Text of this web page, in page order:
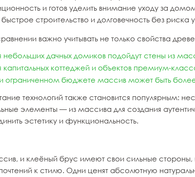
и готов уделить внимание уходу за
быстрое строительство и долговечность без риска
важно учитывать не только свойства
небольших дачных домиков подойдут стены из
капитальных коттеджей и объектов премиум-
ограниченном бюджете массив может быть
технологий также становится популярным:
элементы — из массива для создания
эстетику и функциональность.
и клеёный брус имеют свои сильные стороны,
к стилю. Одни ценят абсолютную